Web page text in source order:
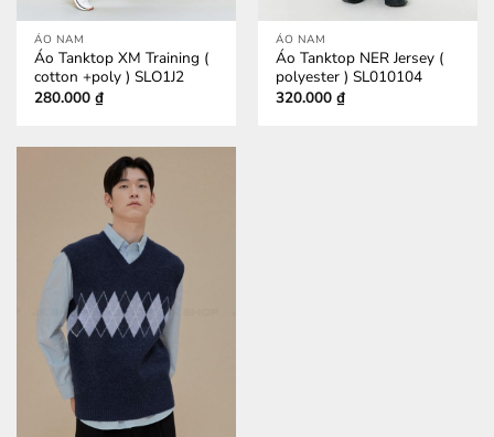
ÁO NAM
Áo Tanktop XM Training (
cotton +poly ) SLO1J2
280.000₫
ÁO NAM
Áo Tanktop NER Jersey (
polyester ) SL010104
320.000₫